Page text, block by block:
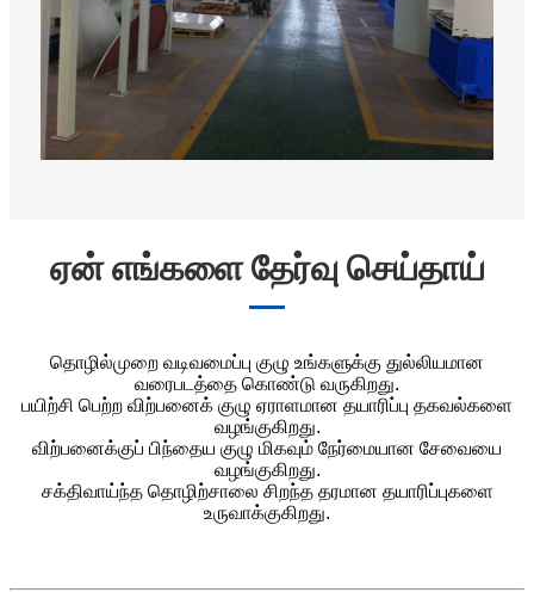
ஏன் எங்களை தேர்வு செய்தாய்
தொழில்முறை வடிவமைப்பு குழு உங்களுக்கு துல்லியமான
வரைபடத்தை கொண்டு வருகிறது.
பயிற்சி பெற்ற விற்பனைக் குழு ஏராளமான தயாரிப்பு தகவல்களை
வழங்குகிறது.
விற்பனைக்குப் பிந்தைய குழு மிகவும் நேர்மையான சேவையை
வழங்குகிறது.
சக்திவாய்ந்த தொழிற்சாலை சிறந்த தரமான தயாரிப்புகளை
உருவாக்குகிறது.